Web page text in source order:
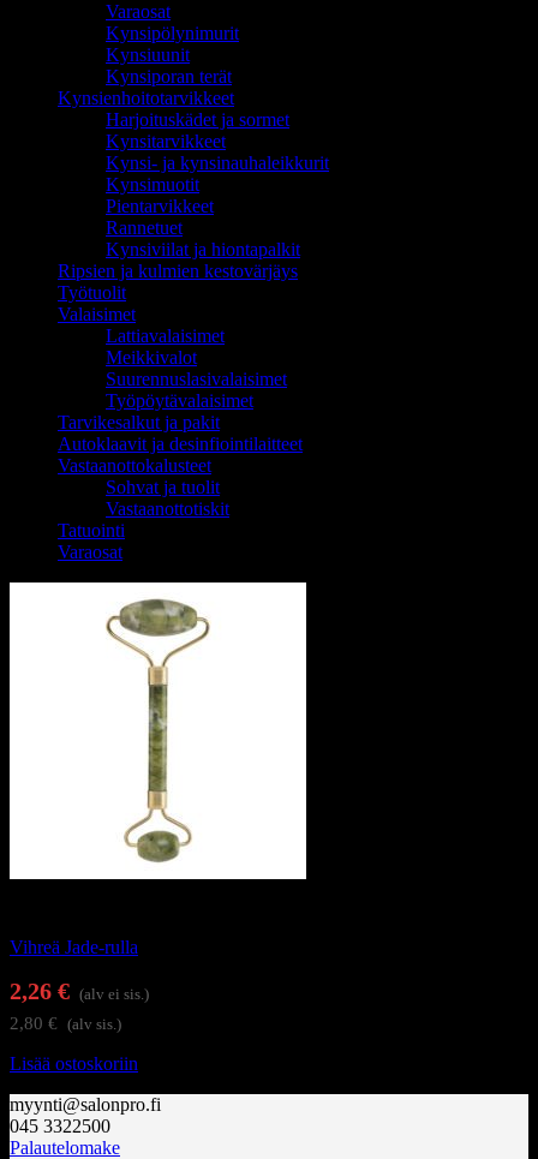
Varaosat
Kynsipölynimurit
Kynsiuunit
Kynsiporan terät
Kynsienhoitotarvikkeet
Harjoituskädet ja sormet
Kynsitarvikkeet
Kynsi- ja kynsinauhaleikkurit
Kynsimuotit
Pientarvikkeet
Rannetuet
Kynsiviilat ja hiontapalkit
Ripsien ja kulmien kestovärjäys
Työtuolit
Valaisimet
Lattiavalaisimet
Meikkivalot
Suurennuslasivalaisimet
Työpöytävalaisimet
Tarvikesalkut ja pakit
Autoklaavit ja desinfiointilaitteet
Vastaanottokalusteet
Sohvat ja tuolit
Vastaanottotiskit
Tatuointi
Varaosat
Vihreä Jade-rulla
2,26 € (alv ei sis.)
2,80 € (alv sis.)
Lisää ostoskoriin
myynti@salonpro.fi
045 3322500
Palautelomake